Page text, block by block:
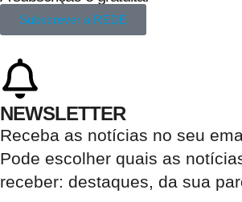
Subscrever a REDE
NEWSLETTER
Receba as notícias no seu
Pode escolher quais as
receber: destaques, da sua